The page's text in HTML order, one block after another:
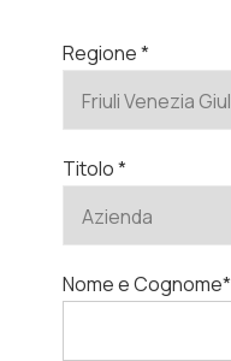
Regione *
Titolo *
Nome e Cognome*